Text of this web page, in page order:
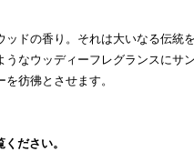
ッドの香り。それは大いなる伝統
うなウッディーフレグランスにサ
彷彿とさせます。
ください。